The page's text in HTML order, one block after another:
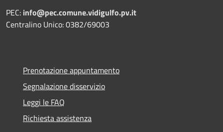
PEC: info@pec.comune.vidigulfo.pv.it
Centralino Unico: 0382/69003
Prenotazione appuntamento
Segnalazione disservizio
Leggi le FAQ
Richiesta assistenza